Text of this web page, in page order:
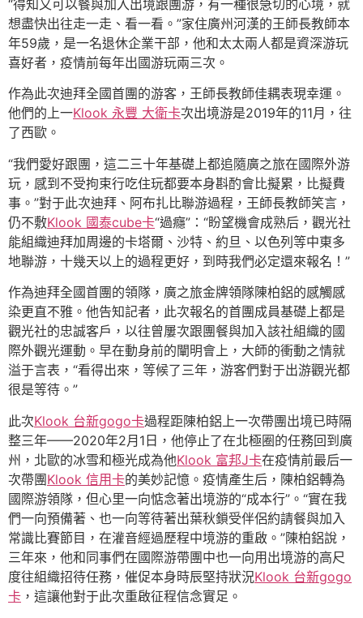
“得知又可以餐與加入出境跟團游，有一種很急切的心境，就
想盡快出往走一走、看一看。”家住廣州河漢的王師長教師本
年59歲，是一名退休企業干部，他和太太兩人都是資深游玩
喜好者，疫情前每年出國游玩兩三次。
作為此次迪拜全國首團的游客，王師長教師佳耦表現幸運。
他們的上一Klook 永豐 大衛卡次出境游是2019年的11月，往
了西歐。
“我們愛好跟團，這二三十年基礎上都追隨廣之旅在國際外游
玩，感到不受拘束行吃住玩都要本身斟酌會比擬累，比擬費
事。”對于此次迪拜、阿布扎比聯游過程，王師長教師笑言，
仍不敷Klook 國泰cube卡“過癮”：“盼望機會成熟后，觀光社
能組織迪拜加周邊的卡塔爾、沙特、約旦、以色列等中東多
地聯游，十幾天以上的過程更好，到時我們必定還來報名！”
作為迪拜全國首團的領隊，廣之旅金牌領隊陳柏鋁的感觸感
染更直不雅。他告知記者，此次報名的首團成員基礎上都是
觀光社的忠誠客戶，以往曾屢次跟團餐與加入該社組織的國
際外觀光運動。早在動身前的闡明會上，大師的衝動之情就
溢于言表，“看得出來，等候了三年，游客們對于出游觀光都
很是等待。”
此次Klook 台新gogo卡過程距陳柏鋁上一次帶團出境已時隔
整三年——2020年2月1日，他停止了在北極圈的任務回到廣
州，北歐的冰雪和極光成為他Klook 富邦J卡在疫情前最后一
次帶團Klook 信用卡的美妙記憶。疫情產生后，陳柏鋁轉為
國際游領隊，但心里一向惦念著出境游的“成本行”。“實在我
們一向預備著、也一向等待著出葉秋鎖受伴侶約請餐與加入
常識比賽節目，在灌音經過歷程中境游的重啟。”陳柏鋁說，
三年來，他和同事們在國際游帶團中也一向用出境游的高尺
度往組織招待任務，催促本身時辰堅持狀況Klook 台新gogo
卡 ，這讓他對于此次重啟征程信念實足。